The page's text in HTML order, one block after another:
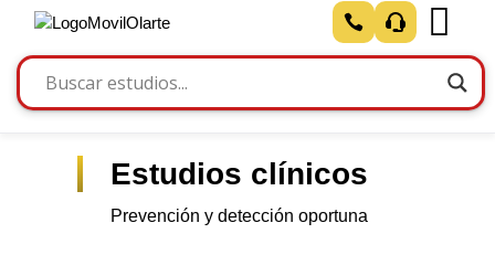
Estudios clínicos
Prevención y detección oportuna